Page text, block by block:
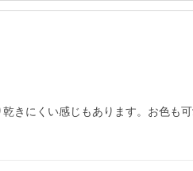
きにくい感じもあります。お色も